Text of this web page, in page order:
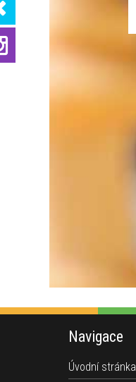
Navigace
Úvodní stránka